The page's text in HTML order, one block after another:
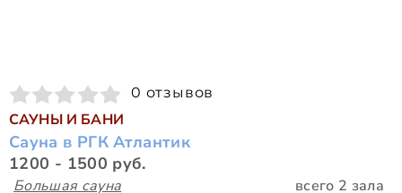
0 отзывов
САУНЫ И БАНИ
Сауна в РГК Атлантик
1200 - 1500 руб.
Большая сауна всего 2 зала